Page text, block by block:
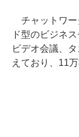
チャットワー
ド型のビジネ
ビデオ会議、
えており、11